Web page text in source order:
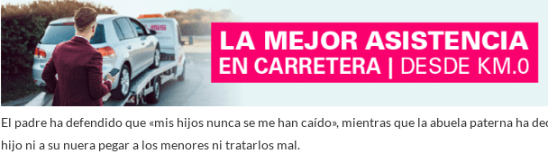
El padre ha defendido que «mis hijos nunca se me han caído», mientras que la abuela paterna ha
hijo ni a su nuera pegar a los menores ni tratarlos mal.